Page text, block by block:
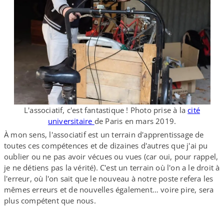
L'associatif, c'est fantastique ! Photo prise à lacité
universitaire de Paris en mars 2019.
À mon sens, l'associatif est un terrain d'apprentissage de
toutes ces compétences et de dizaines d'autres que j'ai pu
oublier ou ne pas avoir vécues ou vues (car oui, pour rappel,
je ne détiens pas la vérité). C'est un terrain où l'on a le droit à
l'erreur, où l'on sait que le nouveau à notre poste refera les
mêmes erreurs et de nouvelles également… voire pire, sera
plus compétent que nous.